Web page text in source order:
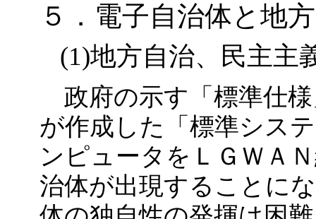
５．電子自治体と地
(1)地方自治、民主主
政府の示す「標準仕
が作成した「標準シス
ンピュータをＬＧＷＡ
治体が出現することに